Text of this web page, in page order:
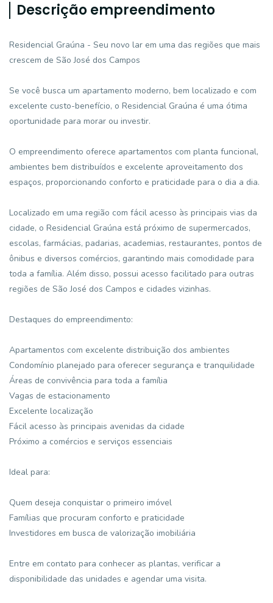
Descrição empreendimento
Residencial Graúna - Seu novo lar em uma das regiões que mais
crescem de São José dos Campos
Se você busca um apartamento moderno, bem localizado e com
excelente custo-benefício, o Residencial Graúna é uma ótima
oportunidade para morar ou investir.
O empreendimento oferece apartamentos com planta funcional,
ambientes bem distribuídos e excelente aproveitamento dos
espaços, proporcionando conforto e praticidade para o dia a dia.
Localizado em uma região com fácil acesso às principais vias da
cidade, o Residencial Graúna está próximo de supermercados,
escolas, farmácias, padarias, academias, restaurantes, pontos de
ônibus e diversos comércios, garantindo mais comodidade para
toda a família. Além disso, possui acesso facilitado para outras
regiões de São José dos Campos e cidades vizinhas.
Destaques do empreendimento:
Apartamentos com excelente distribuição dos ambientes
Condomínio planejado para oferecer segurança e tranquilidade
Áreas de convivência para toda a família
Vagas de estacionamento
Excelente localização
Fácil acesso às principais avenidas da cidade
Próximo a comércios e serviços essenciais
Ideal para:
Quem deseja conquistar o primeiro imóvel
Famílias que procuram conforto e praticidade
Investidores em busca de valorização imobiliária
Entre em contato para conhecer as plantas, verificar a
disponibilidade das unidades e agendar uma visita.